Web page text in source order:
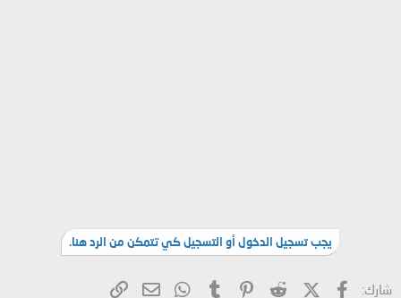
يجب تسجيل الدخول أو التسجيل كي تتمكن من الرد هنا.
شارك: فيسبوكX (Twitter)
Reddit
Pinterest
Tumblr
WhatsAppالبريد الإلكتروني